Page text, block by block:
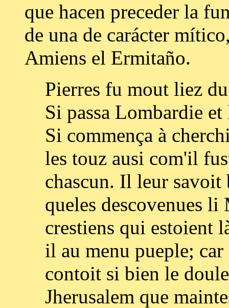
que hacen preceder la
de una de carácter
Amiens el Ermitaño.
Pierres fu mout liez
Si passa Lombardie
Si commença à
les touz ausi com'il
chascun. Il leur savoit
queles descovenues li
crestiens qui estoient
il au menu pueple;
contoit si bien le
Jherusalem que